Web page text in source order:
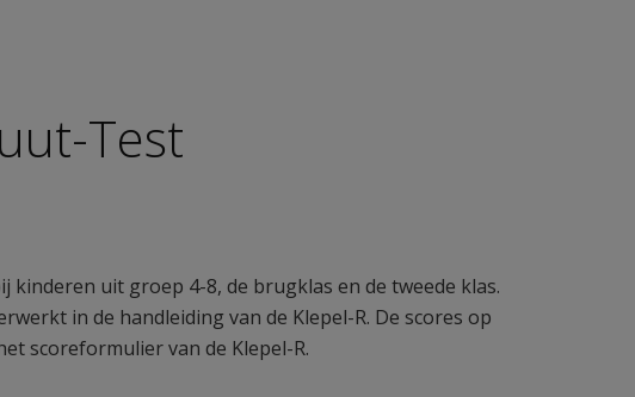
Test
kinderen uit groep 4-8, de brugklas en de tweede klas.
in de handleiding van de Klepel-R. De scores op
scoreformulier van de Klepel-R.